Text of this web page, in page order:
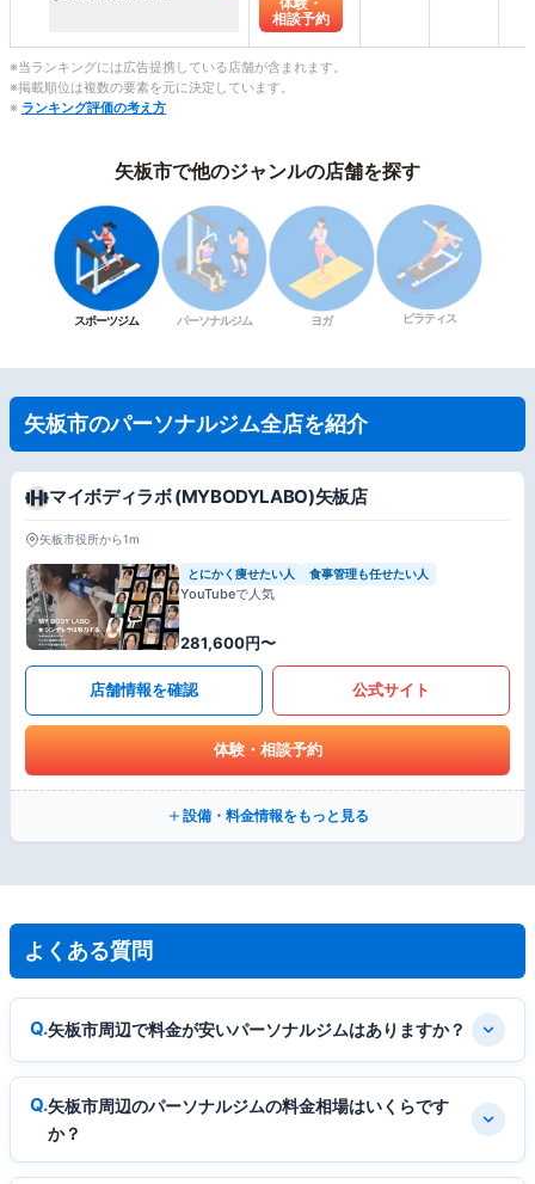
相談予約
※当ランキングには広告提携している店舗が含まれます。
※掲載順位は複数の要素を元に決定しています。
※ ランキング評価の考え方
矢板市で他のジャンルの店舗を探す
スポーツジム パーソナルジム ヨガ ピラティス
矢板市のパーソナルジム全店を紹介
マイボディラボ (MYBODYLABO)矢板店
矢板市役所から1m
とにかく痩せたい人 食事管理も任せたい人
YouTubeで人気
281,600円〜
店舗情報を確認 公式サイト
体験・相談予約
設備・料金情報をもっと見る
よくある質問
矢板市周辺で料金が安いパーソナルジムはありますか？
矢板市周辺のパーソナルジムの料金相場はいくらです
か？